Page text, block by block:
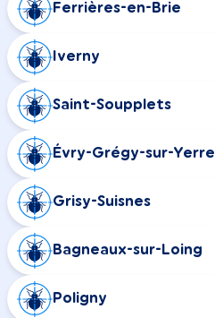
Ferrières-en-Brie
Iverny
Saint-Soupplets
Évry-Grégy-sur-Yerre
Grisy-Suisnes
Bagneaux-sur-Loing
Poligny